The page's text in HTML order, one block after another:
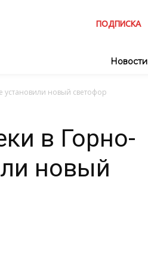
ПОДПИСКА
Новости
установили новый светофор
в Горно-
новый